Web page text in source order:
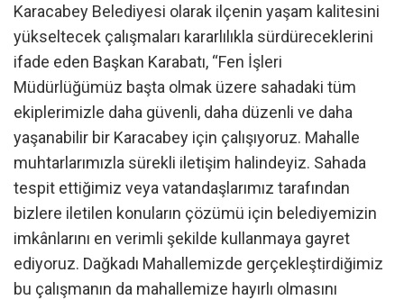
Karacabey Belediyesi olarak ilçenin yaşam kalitesini
yükseltecek çalışmaları kararlılıkla sürdüreceklerini
ifade eden Başkan Karabatı, “Fen İşleri
Müdürlüğümüz başta olmak üzere sahadaki tüm
ekiplerimizle daha güvenli, daha düzenli ve daha
yaşanabilir bir Karacabey için çalışıyoruz. Mahalle
muhtarlarımızla sürekli iletişim halindeyiz. Sahada
tespit ettiğimiz veya vatandaşlarımız tarafından
bizlere iletilen konuların çözümü için belediyemizin
imkânlarını en verimli şekilde kullanmaya gayret
ediyoruz. Dağkadı Mahallemizde gerçekleştirdiğimiz
bu çalışmanın da mahallemize hayırlı olmasını